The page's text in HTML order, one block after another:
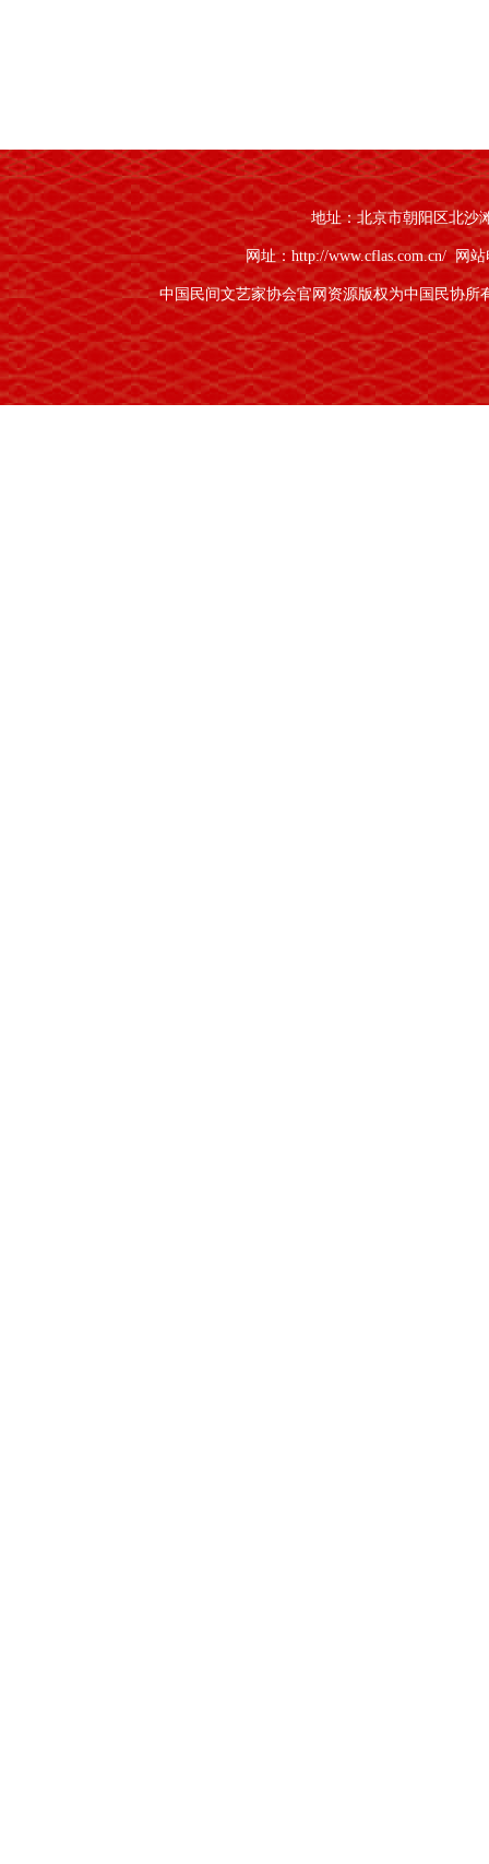
地址：北京市朝阳区北沙
网址：http://www.cflas.com.cn/网站
中国民间文艺家协会官网资源版权为中国民协